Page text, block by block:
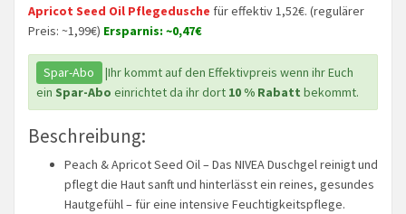
Apricot Seed Oil Pflegedusche für effektiv 1,52€. (regulärer
Preis: ~1,99€) Ersparnis: ~0,47€
Spar-Abo
|Ihr kommt auf den Effektivpreis wenn ihr Euch
ein Spar-Abo einrichtet da ihr dort 10 % Rabatt bekommt.
Beschreibung:
Peach & Apricot Seed Oil – Das NIVEA Duschgel reinigt und
pflegt die Haut sanft und hinterlässt ein reines, gesundes
Hautgefühl – für eine intensive Feuchtigkeitspflege.